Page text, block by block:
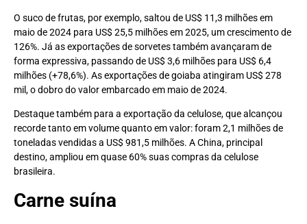
O suco de frutas, por exemplo, saltou de US$ 11,3 milhões em
maio de 2024 para US$ 25,5 milhões em 2025, um crescimento de
126%. Já as exportações de sorvetes também avançaram de
forma expressiva, passando de US$ 3,6 milhões para US$ 6,4
milhões (+78,6%). As exportações de goiaba atingiram US$ 278
mil, o dobro do valor embarcado em maio de 2024.
Destaque também para a exportação da celulose, que alcançou
recorde tanto em volume quanto em valor: foram 2,1 milhões de
toneladas vendidas a US$ 981,5 milhões. A China, principal
destino, ampliou em quase 60% suas compras da celulose
brasileira.
Carne suína